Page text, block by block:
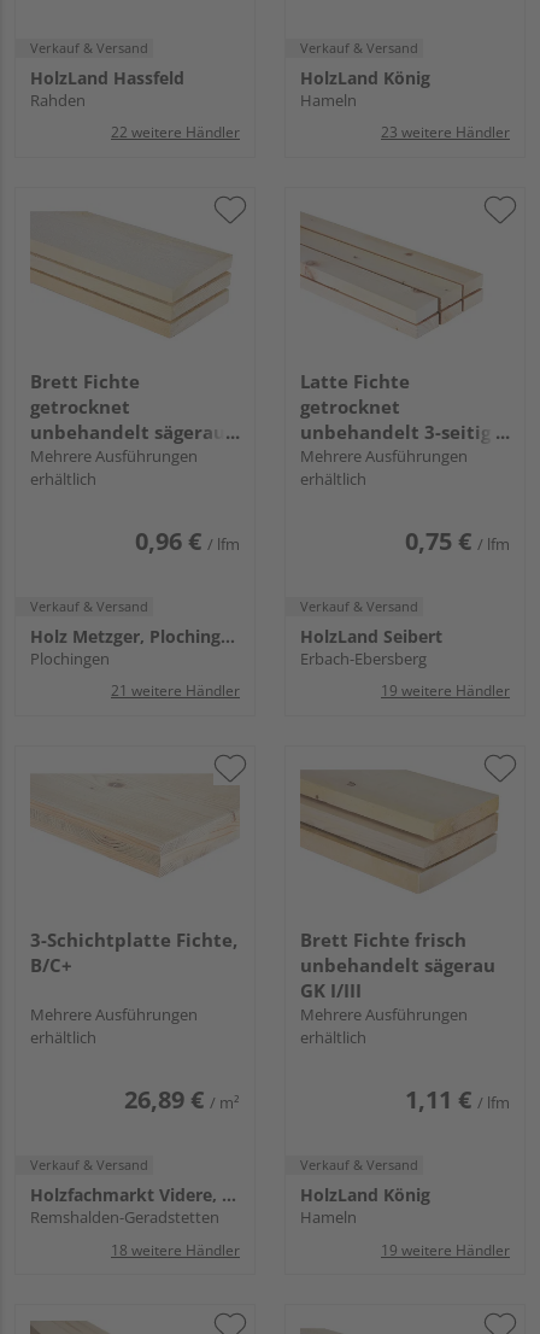
Verkauf & Versand
HolzLand Hassfeld
Rahden
22 weitere Händler
Verkauf & Versand
HolzLand König
Hameln
23 weitere Händler
Brett Fichte
getrocknet
unbehandelt sägerau
GK II/III
Mehrere Ausführungen
erhältlich
0,96 € / lfm
Verkauf & Versand
Holz Metzger, Plochingen
Plochingen
21 weitere Händler
Latte Fichte
getrocknet
unbehandelt 3-seitig
gehobelt, 1-seitig
egalisiert, Sexta+
Mehrere Ausführungen
erhältlich
0,75 € / lfm
Verkauf & Versand
HolzLand Seibert
Erbach-Ebersberg
19 weitere Händler
3-Schichtplatte Fichte,
B/C+
Mehrere Ausführungen
erhältlich
26,89 € / m²
Verkauf & Versand
Holzfachmarkt Videre, Remshalden
Remshalden-Geradstetten
18 weitere Händler
Brett Fichte frisch
unbehandelt sägerau
GK I/III
Mehrere Ausführungen
erhältlich
1,11 € / lfm
Verkauf & Versand
HolzLand König
Hameln
19 weitere Händler